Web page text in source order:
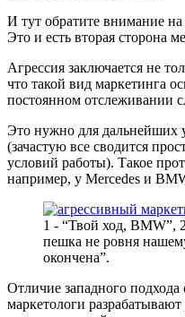
И тут обратите внимание на
Это и есть вторая сторона
Агрессия заключается не
что такой вид маркетинга
постоянном отслеживании
Это нужно для дальнейших
(зачастую все сводится
условий работы). Такое
например, у Mercedes и
1 - “Твой ход, BMW”,
пешка не ровня
окончена”.
Отличие западного подхода
маркетологи